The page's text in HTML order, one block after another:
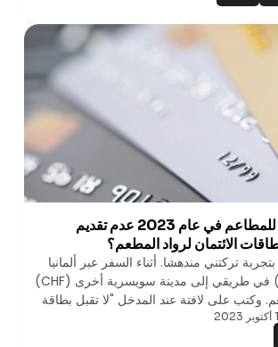
هل من المقبول للمطاعم في عام 2023 عدم تقديم
الائتمان لرواد المطعم؟
تركتني مندهشا. أثناء السفر عبر ألمانيا
(باستخدام اليورو) في طريقي إلى مدينة سويسرية أخرى (CHF)
وكتب على لافتة عند المدخل "لا تقبل بطاقة
كنت على وشك الالتفاف والمغادرة عندما